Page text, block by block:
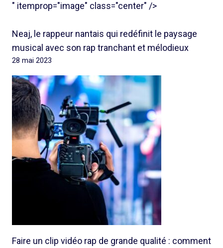
" itemprop="image" class="center" />
Neaj, le rappeur nantais qui redéfinit le paysage
musical avec son rap tranchant et mélodieux
28 mai 2023
Faire un clip vidéo rap de grande qualité : comment